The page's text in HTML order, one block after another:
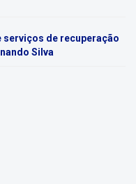
serviços de recuperação
Silva